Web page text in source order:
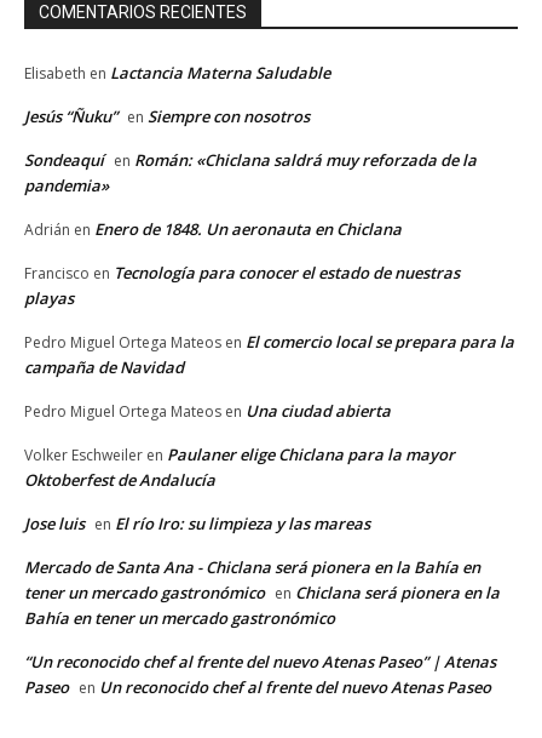
COMENTARIOS RECIENTES
Elisabeth en Lactancia Materna Saludable
Jesús “Ñuku” en Siempre con nosotros
Sondeaquí en Román: «Chiclana saldrá muy reforzada de la
pandemia»
Adrián en Enero de 1848. Un aeronauta en Chiclana
Francisco en Tecnología para conocer el estado de nuestras
playas
Pedro Miguel Ortega Mateos en El comercio local se prepara para la
campaña de Navidad
Pedro Miguel Ortega Mateos en Una ciudad abierta
Volker Eschweiler en Paulaner elige Chiclana para la mayor
Oktoberfest de Andalucía
Jose luis en El río Iro: su limpieza y las mareas
Mercado de Santa Ana - Chiclana será pionera en la Bahía en
tener un mercado gastronómico en Chiclana será pionera en la
Bahía en tener un mercado gastronómico
“Un reconocido chef al frente del nuevo Atenas Paseo” | Atenas
Paseo en Un reconocido chef al frente del nuevo Atenas Paseo